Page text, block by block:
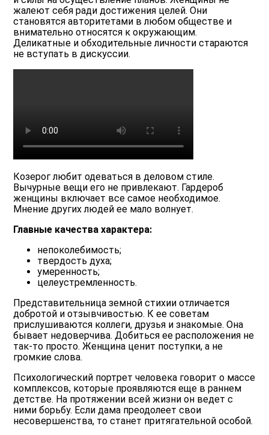
жалеют себя ради достижения целей. Они
становятся авторитетами в любом обществе и
внимательно относятся к окружающим.
Деликатные и обходительные личности стараются
не вступать в дискуссии.
Козерог любит одеваться в деловом стиле.
Вычурные вещи его не привлекают. Гардероб
женщины включает все самое необходимое.
Мнение других людей ее мало волнует.
Главные качества характера:
непоколебимость;
твердость духа;
умеренность;
целеустремленность.
Представительница земной стихии отличается
добротой и отзывчивостью. К ее советам
прислушиваются коллеги, друзья и знакомые. Она
бывает недоверчива. Добиться ее расположения не
так-то просто. Женщина ценит поступки, а не
громкие слова.
Психологический портрет человека говорит о массе
комплексов, которые проявляются еще в раннем
детстве. На протяжении всей жизни он ведет с
ними борьбу. Если дама преодолеет свои
несовершенства, то станет притягательной особой.